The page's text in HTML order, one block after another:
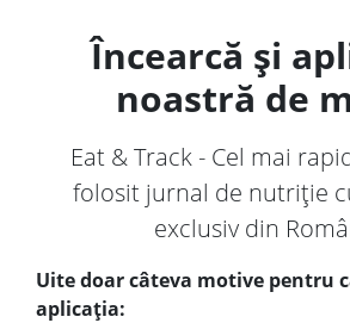
Încearcă și
noastră de
Eat & Track - Cel mai
folosit jurnal de nutriție
exclusiv din
Uite doar câteva motive pentru
aplicația: